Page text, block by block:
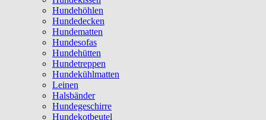
Hundehöhlen
Hundedecken
Hundematten
Hundesofas
Hundehütten
Hundetreppen
Hundekühlmatten
Leinen
Halsbänder
Hundegeschirre
Hundekotbeutel